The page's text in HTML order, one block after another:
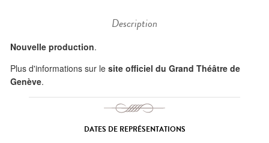
Description
Nouvelle production.
Plus d'informations sur le site officiel du Grand Théâtre de
Genève.
DATES DE REPRÉSENTATIONS